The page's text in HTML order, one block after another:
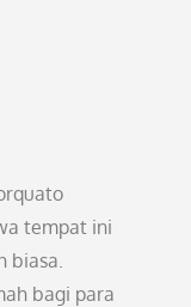
tempat ini
biasa.
bagi para